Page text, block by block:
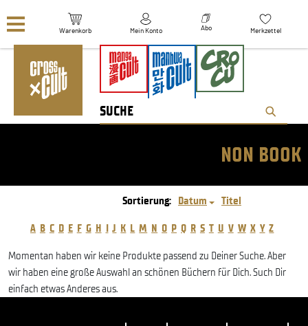
Warenkorb Mein Konto Abo Merkzettel
NON BOOK
Sortierung: Datum Titel
A B C D E F G H I J K L M N O P Q R S T U V W X Y Z
Momentan haben wir keine Produkte passend zu Deiner Suche. Aber
wir haben eine große Auswahl an schönen Büchern für Dich. Such Dir
einfach etwas Anderes aus.